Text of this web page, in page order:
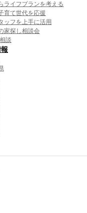
ライフプランを考える
育て世代を応援
ッフを上手に活用
家探し相談会
談